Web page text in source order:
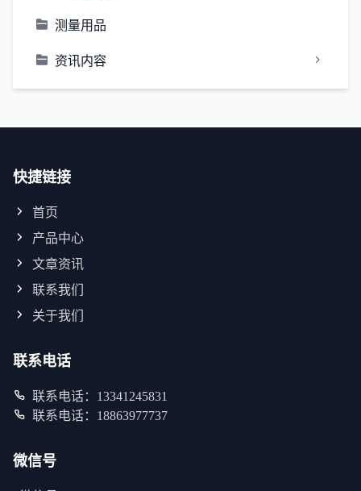
测量用品
资讯内容
快捷链接
首页
产品中心
文章资讯
联系我们
关于我们
联系电话
联系电话：13341245831
联系电话：18863977737
微信号